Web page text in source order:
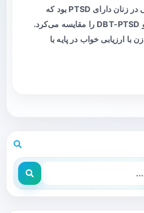
کارآزمایی تصادفی در زنان دارای PTSD بود که
درمان‌های CPT و DBT-PTSD را مقایسه می‌کرد.
نمونه شامل ۱۷۸ زن با ارزیابی خواب در پایه با